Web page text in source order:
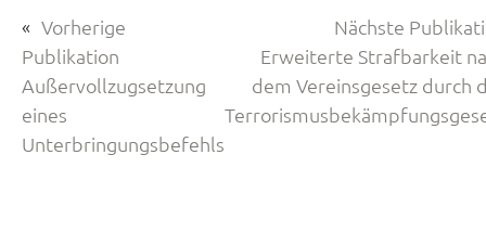
« Vorherige
Publikation
Außervollzugsetzung
eines
Unterbringungsbefehls
Nächste
Erweiterte Strafbarkeit
dem Vereinsgesetz durch